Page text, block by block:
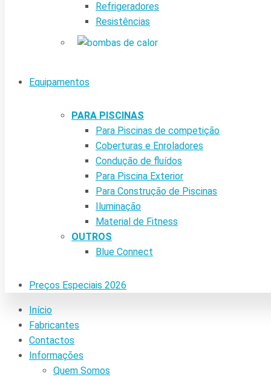
Refrigeradores
Resistências
Equipamentos
PARA PISCINAS
Para Piscinas de competição
Coberturas e Enroladores
Condução de fluídos
Para Piscina Exterior
Para Construção de Piscinas
Iluminação
Material de Fitness
OUTROS
Blue Connect
Preços Especiais 2026
Início
Fabricantes
Contactos
Informações
Quem Somos